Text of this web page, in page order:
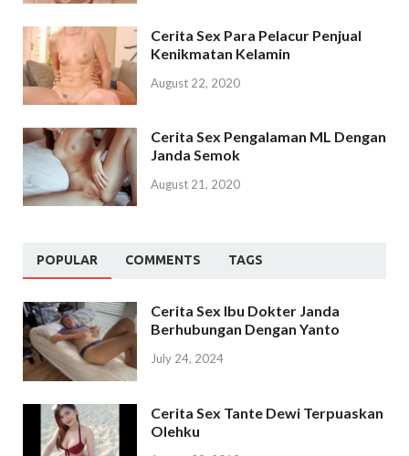
Cerita Sex Para Pelacur Penjual
Kenikmatan Kelamin
August 22, 2020
Cerita Sex Pengalaman ML Dengan
Janda Semok
August 21, 2020
POPULAR COMMENTS TAGS
Cerita Sex Ibu Dokter Janda
Berhubungan Dengan Yanto
July 24, 2024
Cerita Sex Tante Dewi Terpuaskan
Olehku